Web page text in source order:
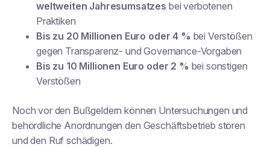
weltweiten Jahresumsatzes bei verbotenen
Praktiken
Bis zu 20 Millionen Euro oder 4 % bei Verstößen
gegen Transparenz- und Governance-Vorgaben
Bis zu 10 Millionen Euro oder 2 % bei sonstigen
Verstößen
Noch vor den Bußgeldern können Untersuchungen und
behördliche Anordnungen den Geschäftsbetrieb stören
und den Ruf schädigen.